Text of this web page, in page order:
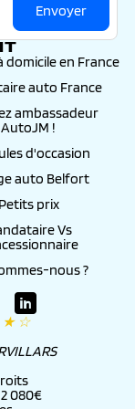
de sécurité
en roulant
coffre par
hauteur et en
Envoyer
domicile en France
auto France
ambassadeur
AutoJM !
d'occasion
auto Belfort
Petits prix
Vs
nous ?
★ ☆
080€